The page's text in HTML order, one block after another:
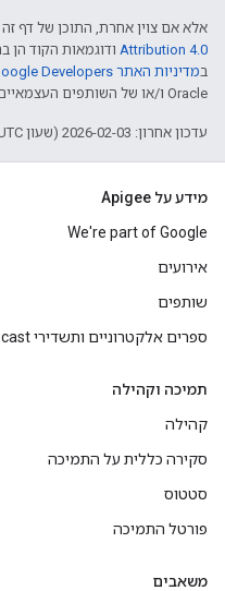
אלא אם צוין אחרת, התוכן של דף זה
Attribution 4.0 ודוגמאות הקוד הן
במדיניות האתר Google Developers‏
Oracle ו/או של השותפים העצמאיים שלה.
עדכון אחרון: 2026-02-03 (שעון UTC).
מידע על Apigee
We're part of Google
אירועים
שותפים
ספרים אלקטרוניים ותשדירי webcast
תמיכה וקהילה
קהילה
סקירה כללית על התמיכה
סטטוס
פורטל התמיכה
משאבים